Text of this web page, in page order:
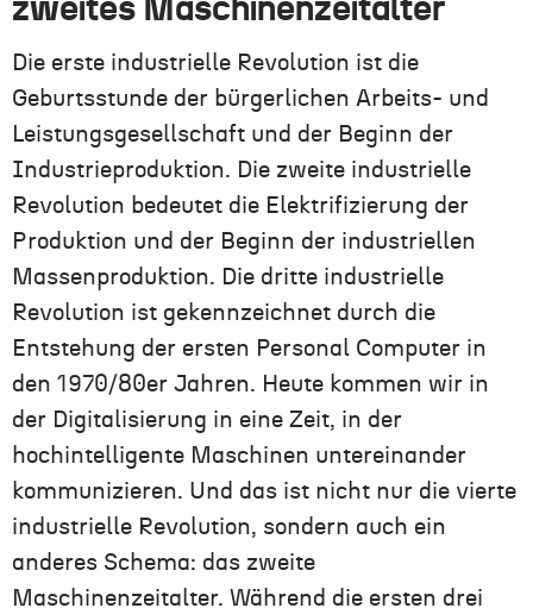
zweites Maschinenzeitalter
Die erste industrielle Revolution ist die
Geburtsstunde der bürgerlichen Arbeits- und
Leistungsgesellschaft und der Beginn der
Industrieproduktion. Die zweite industrielle
Revolution bedeutet die Elektrifizierung der
Produktion und der Beginn der industriellen
Massenproduktion. Die dritte industrielle
Revolution ist gekennzeichnet durch die
Entstehung der ersten Personal Computer in
den 1970/80er Jahren. Heute kommen wir in
der Digitalisierung in eine Zeit, in der
hochintelligente Maschinen untereinander
kommunizieren. Und das ist nicht nur die vierte
industrielle Revolution, sondern auch ein
anderes Schema: das zweite
Maschinenzeitalter. Während die ersten drei